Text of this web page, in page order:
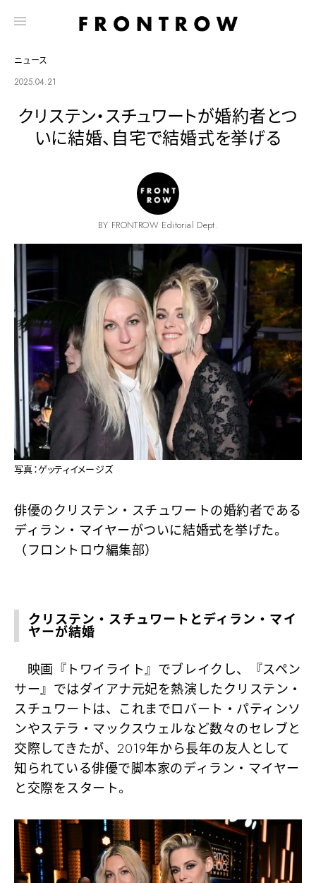
ニュース
2025.04.21
クリステン・スチュワートが婚約者とつ
いに結婚、自宅で結婚式を挙げる
BY FRONTROW Editorial Dept.
写真：ゲッティイメージズ
俳優のクリステン・スチュワートの婚約者である
ディラン・マイヤーがついに結婚式を挙げた。
（フロントロウ編集部）
クリステン・スチュワートとディラン・マイ
ヤーが結婚
映画『トワイライト』でブレイクし、『スペン
サー』ではダイアナ元妃を熱演したクリステン・
スチュワートは、これまでロバート・パティンソ
ンやステラ・マックスウェルなど数々のセレブと
交際してきたが、2019年から長年の友人として
知られている俳優で脚本家のディラン・マイヤー
と交際をスタート。